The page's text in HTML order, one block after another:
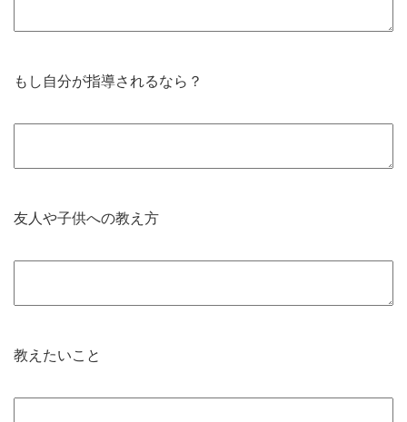
もし自分が指導されるなら？
友人や子供への教え方
教えたいこと